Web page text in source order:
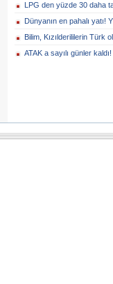
LPG den yüzde 30 daha
Dünyanın en pahalı yatı!
Bilim, Kızılderililerin Türk
ATAK a sayılı günler kaldı!